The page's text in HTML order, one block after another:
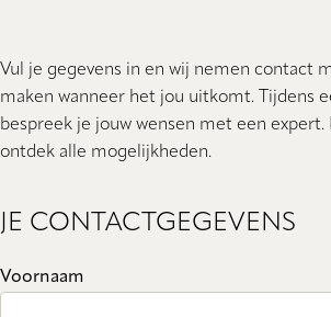
Vul je gegevens in en wij nemen contact
maken wanneer het jou uitkomt. Tijdens
bespreek je jouw wensen met een
ontdek alle mogelijkheden.
JE CONTACTGEGEVENS
Voornaam